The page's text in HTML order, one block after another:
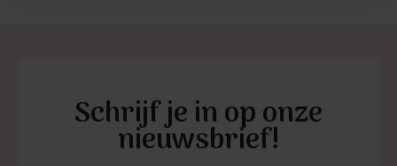
Schrijf je in op onze
nieuwsbrief!